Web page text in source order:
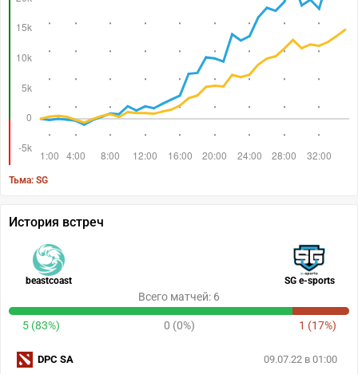
Тьма: SG
История встреч
beastcoast SG e-sports
Всего матчей: 6
5 (83%) 0 (0%) 1 (17%)
09.07.22 в 01:00
DPC SA